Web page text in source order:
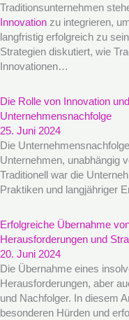
Traditionsunternehmen
Innovation zu integrieren,
langfristig erfolgreich zu
Strategien diskutiert, wie
Innovationen…
Die Rolle von Innovation
Unternehmensnachfolge
25. Juni 2024
Die
Unternehmen, unabhängig
Traditionell war die
Praktiken und langjähriger
Erfolgreiche Übernahme
Herausforderungen und
20. Juni 2024
Die Übernahme eines
Herausforderungen, aber
und Nachfolger. In diesem
besonderen Hürden und